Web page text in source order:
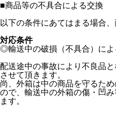
■商品等の不具合による交換
以下の条件にあてはまる場合
対応条件
◎輸送中の破損（不具合）によ
配送途中の事故により不良品
させて頂きます。
尚、外箱は中の商品を守るた
ので、輸送中の外箱の傷・凹
ます。